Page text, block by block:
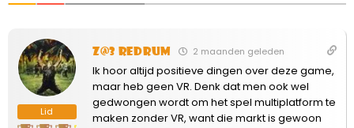
Lid
Z@3 Redrum 2 maanden geleden
Ik hoor altijd positieve dingen over deze game,
maar heb geen VR. Denk dat men ook wel
gedwongen wordt om het spel multiplatform te
maken zonder VR, want die markt is gewoon